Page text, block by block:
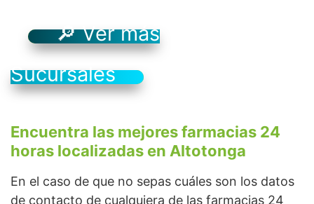
🔎 Ver más
Sucursales
Encuentra las mejores farmacias 24
horas localizadas en Altotonga
En el caso de que no sepas cuáles son los datos
de contacto de cualquiera de las farmacias 24